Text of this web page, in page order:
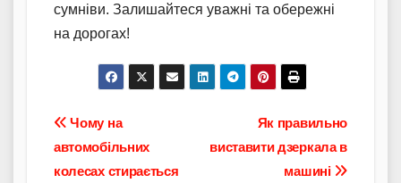
сумніви. Залишайтеся уважні та обережні
на дорогах!
Навігація
записів
Як правильно
виставити дзеркала в
машині
Чому на
автомобільних
колесах стирається